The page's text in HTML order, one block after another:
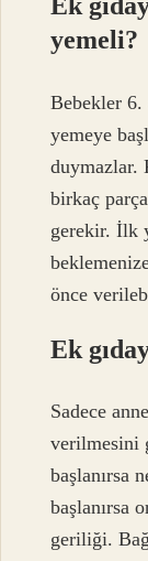
Ek
yemeli?
Bebekler 6.
yemeye
duymazlar.
birkaç
gerekir. İlk
önce
Ek
Sadece
verilmesini
başlanırsa
başlanırsa
geriliği.